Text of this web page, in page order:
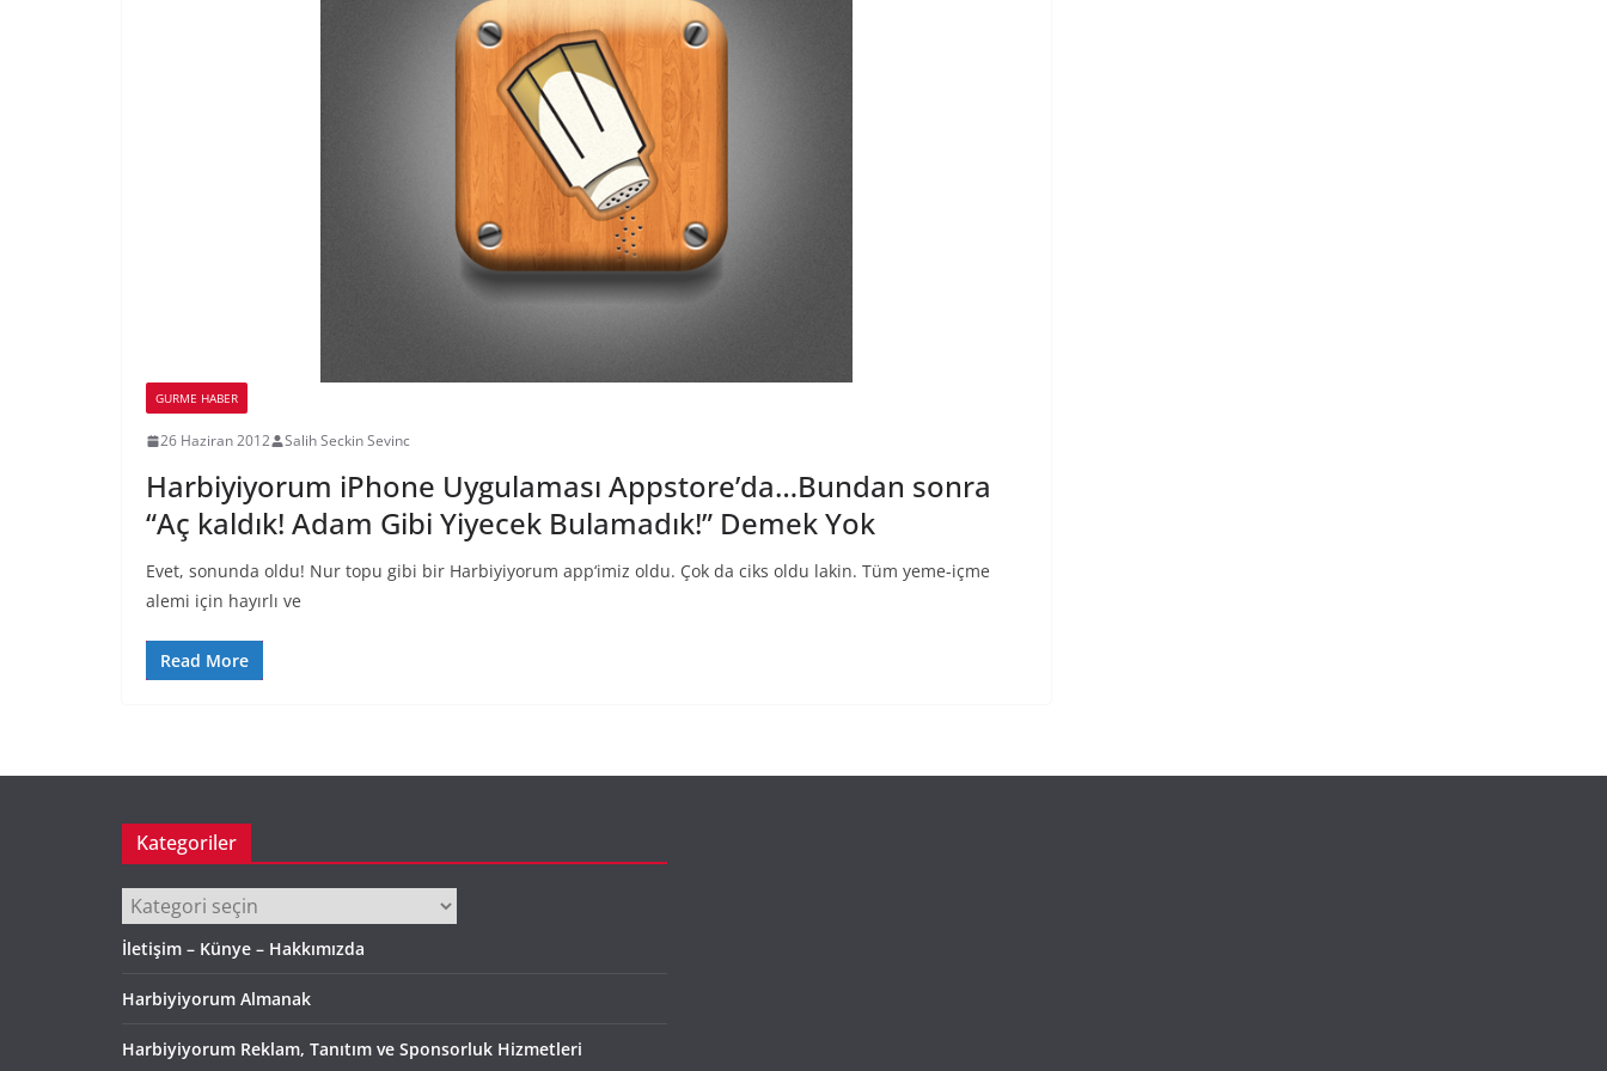
GURME HABER
26 Haziran 2012 Salih Seckin Sevinc
Harbiyiyorum iPhone Uygulaması Appstore’da…Bundan sonra
“Aç kaldık! Adam Gibi Yiyecek Bulamadık!” Demek Yok
Evet, sonunda oldu! Nur topu gibi bir Harbiyiyorum app‘imiz oldu. Çok da ciks oldu lakin. Tüm yeme-içme
alemi için hayırlı ve
Read More
Kategoriler
Kategoriler
İletişim – Künye – Hakkımızda
Harbiyiyorum Almanak
Harbiyiyorum Reklam, Tanıtım ve Sponsorluk Hizmetleri